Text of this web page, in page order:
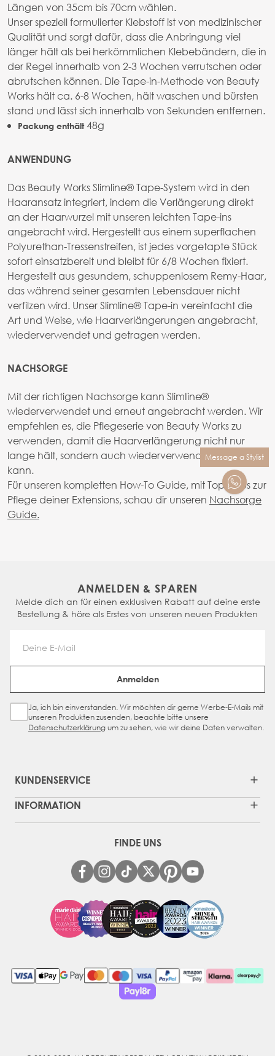
Längen von 35cm bis 70cm wählen.
Unser speziell formulierter Klebstoff ist von medizinischer
Qualität und sorgt dafür, dass die Anbringung viel
länger hält als bei herkömmlichen Klebebändern, die in
der Regel innerhalb von 2-3 Wochen verrutschen oder
abrutschen können. Die Tape-in-Methode von Beauty
Works hält ca. 6-8 Wochen, hält waschen und bürsten
stand und lässt sich innerhalb von Sekunden entfernen.
Packung enthält48g
ANWENDUNG
Das Beauty Works Slimline® Tape-System wird in den
Haaransatz integriert, indem die Verlängerung direkt
an der Haarwurzel mit unseren leichten Tape-ins
angebracht wird. Hergestellt aus einem superflachen
Polyurethan-Tressenstreifen, ist jedes vorgetapte Stück
sofort einsatzbereit und bleibt für 6/8 Wochen fixiert.
Hergestellt aus gesundem, schuppenlosem Remy-Haar,
das während seiner gesamten Lebensdauer nicht
verfilzen wird. Unser Slimline® Tape-in vereinfacht die
Art und Weise, wie Haarverlängerungen angebracht,
wiederverwendet und getragen werden.
NACHSORGE
Mit der richtigen Nachsorge kann SlimIine®
wiederverwendet und erneut angebracht werden. Wir
empfehlen es, die Pflegeserie von Beauty Works zu
verwenden, damit die Haarverlängerung nicht nur
lange hält, sondern auch wiederverwendet werden
kann.
Für unseren kompletten How-To Guide, mit Top Tipps zur
Pflege deiner Extensions, schau dir unseren Nachsorge
Guide.
Message a Stylist
ANMELDEN & SPAREN
Melde dich an für einen exklusiven Rabatt auf deine erste
Bestellung & höre als Erstes von unseren neuen Produkten
Email Address
Anmelden
Sign Up Checkbox
Ja, ich bin einverstanden. Wir möchten dir gerne Werbe-E-Mails mit
unseren Produkten zusenden, beachte bitte unsere
Datenschutzerklärungum zu sehen, wie wir deine Daten verwalten.
KUNDENSERVICE
INFORMATION
FINDE UNS